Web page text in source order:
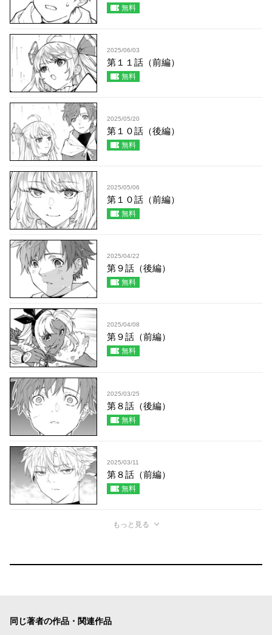
無料
2025/06/03
第１１話（前編）
無料
2025/05/20
第１０話（後編）
無料
2025/05/06
第１０話（前編）
無料
2025/04/22
第９話（後編）
無料
2025/04/08
第９話（前編）
無料
2025/03/25
第８話（後編）
無料
2025/03/11
第８話（前編）
無料
もっと見る
同じ著者の作品・関連作品